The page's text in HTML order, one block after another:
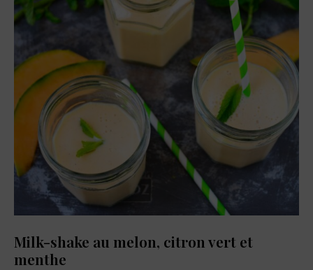
Milk-shake au melon, citron vert et
menthe